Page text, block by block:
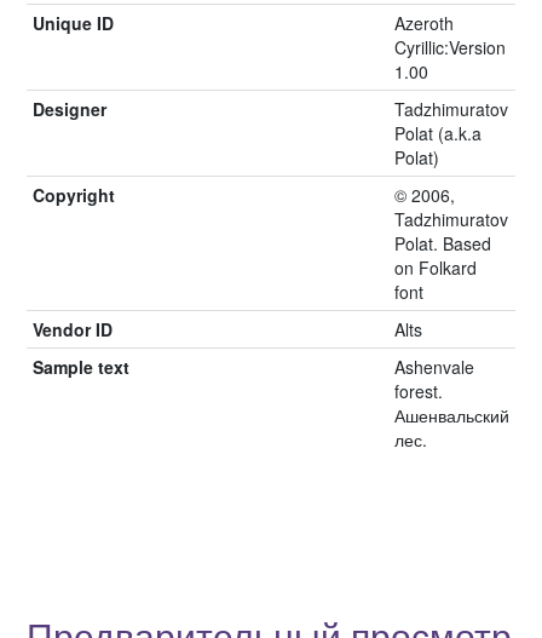
Unique ID
Azeroth
Cyrillic:Version
1.00
Designer
Tadzhimuratov
Polat (a.k.a
Polat)
Copyright
© 2006,
Tadzhimuratov
Polat. Based
on Folkard
font
Vendor ID
Alts
Sample text
Ashenvale
forest.
Ашенвальский
лес.